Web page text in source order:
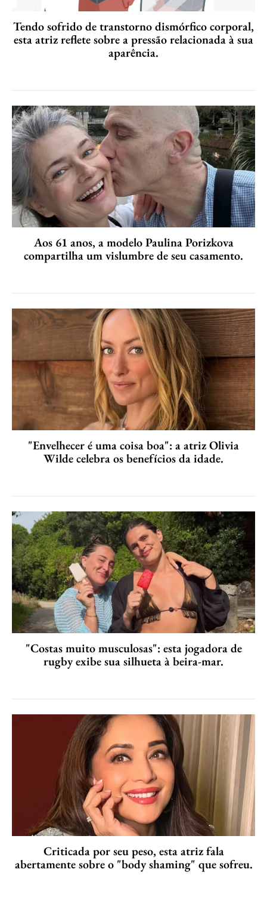
Tendo sofrido de transtorno dismórfico corporal,
esta atriz reflete sobre a pressão relacionada à sua
aparência.
Aos 61 anos, a modelo Paulina Porizkova
compartilha um vislumbre de seu casamento.
"Envelhecer é uma coisa boa": a atriz Olivia
Wilde celebra os benefícios da idade.
"Costas muito musculosas": esta jogadora de
rugby exibe sua silhueta à beira-mar.
Criticada por seu peso, esta atriz fala
abertamente sobre o "body shaming" que sofreu.